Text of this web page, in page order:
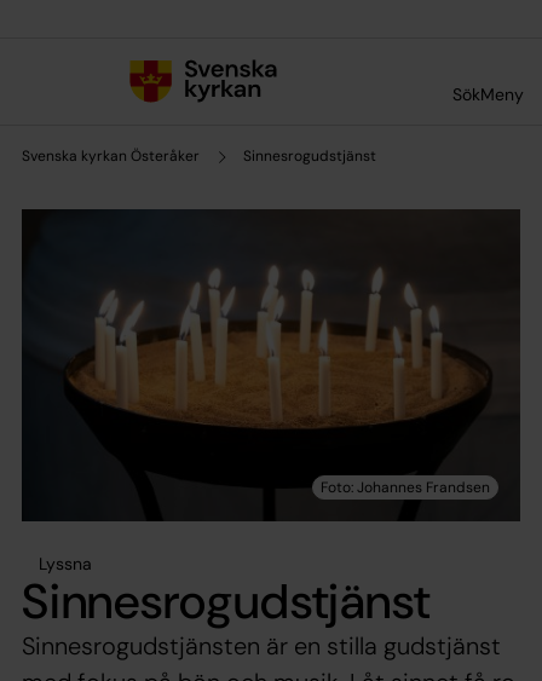
SökMeny
Svenska kyrkan Österåker Sinnesrogudstjänst
Lyssna
Sinnesrogudstjänst
Sinnesrogudstjänsten är en stilla gudstjänst